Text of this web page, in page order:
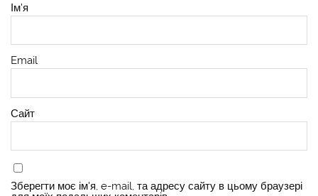
Ім'я
Email
Сайт
Зберегти моє ім'я, e-mail, та адресу сайту в цьому браузері